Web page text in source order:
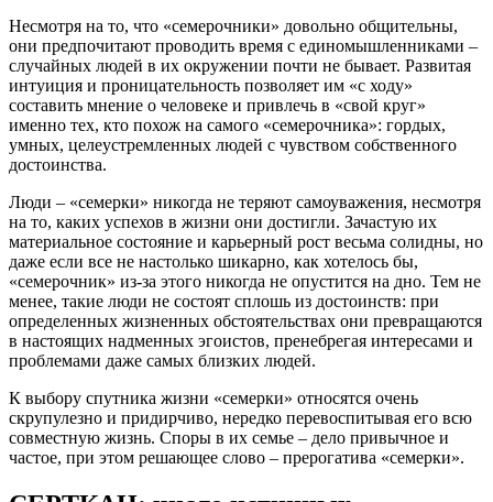
Несмотря на то, что «семерочники» довольно общительны,
они предпочитают проводить время с единомышленниками –
случайных людей в их окружении почти не бывает. Развитая
интуиция и проницательность позволяет им «с ходу»
составить мнение о человеке и привлечь в «свой круг»
именно тех, кто похож на самого «семерочника»: гордых,
умных, целеустремленных людей с чувством собственного
достоинства.
Люди – «семерки» никогда не теряют самоуважения, несмотря
на то, каких успехов в жизни они достигли. Зачастую их
материальное состояние и карьерный рост весьма солидны, но
даже если все не настолько шикарно, как хотелось бы,
«семерочник» из-за этого никогда не опустится на дно. Тем не
менее, такие люди не состоят сплошь из достоинств: при
определенных жизненных обстоятельствах они превращаются
в настоящих надменных эгоистов, пренебрегая интересами и
проблемами даже самых близких людей.
К выбору спутника жизни «семерки» относятся очень
скрупулезно и придирчиво, нередко перевоспитывая его всю
совместную жизнь. Споры в их семье – дело привычное и
частое, при этом решающее слово – прерогатива «семерки».